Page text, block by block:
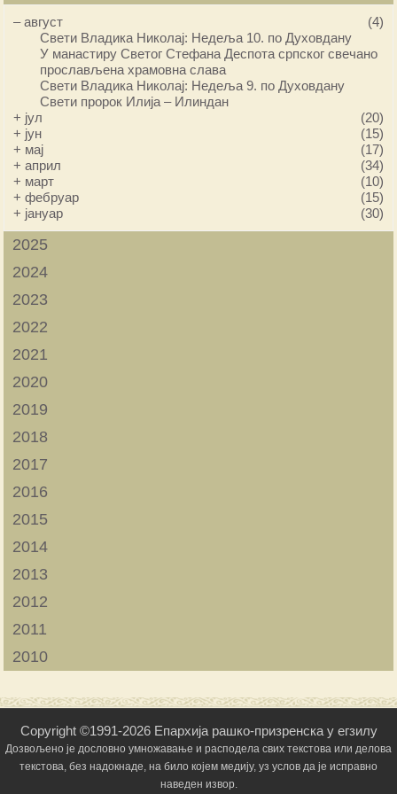
–август
(4)
Свети Владика Николај: Недеља 10. по Духовдану
У манастиру Светог Стефана Деспота српског свечано
прослављена храмовна слава
Свети Владика Николај: Недеља 9. по Духовдану
Свети пророк Илија – Илиндан
+ јул
(20)
+ јун
(15)
+ мај
(17)
+април
(34)
+ март
(10)
+фебруар
(15)
+ јануар (30)
2025
2024
2023
2022
2021
2020
2019
2018
2017
2016
2015
2014
2013
2012
2011
2010
Copyright ©1991-2026 Епархија рашко-призренска у егзилу
Дозвољено је дословно умножавање и расподела свих текстова или делова
текстова, без надокнаде, на било којем медију, уз услов да је исправно
наведен извор.